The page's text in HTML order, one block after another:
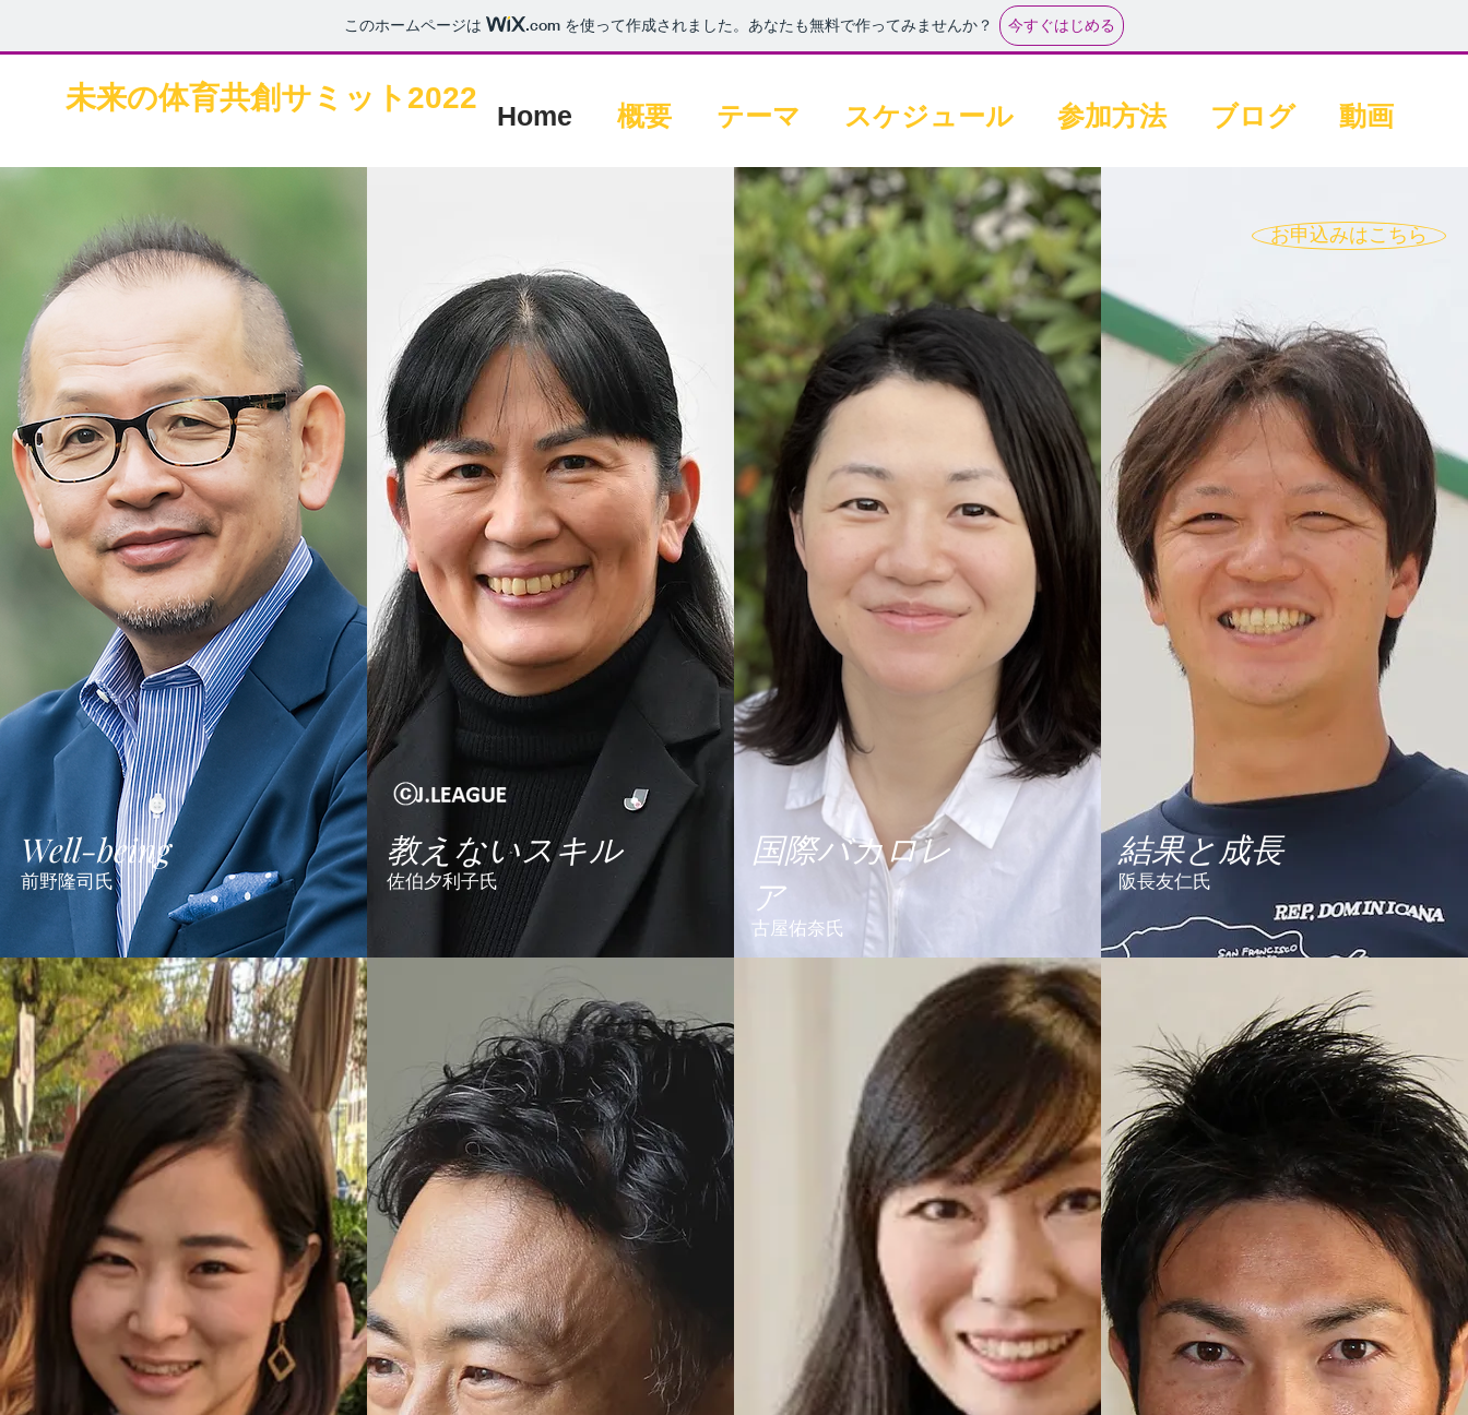
このホームページは .com を使って作成されました。あなたも無料で作ってみませんか？ 今すぐはじめる
未来の体育共創サミット2022
Home 概要 テーマ スケジュール 参加方法 ブログ 動画
お申込みはこちら
Well-being
前野隆司氏
​教えないスキル
佐伯夕利子氏
国際バカロレ
ア
古屋佑奈氏
結果と成長
阪長友仁氏